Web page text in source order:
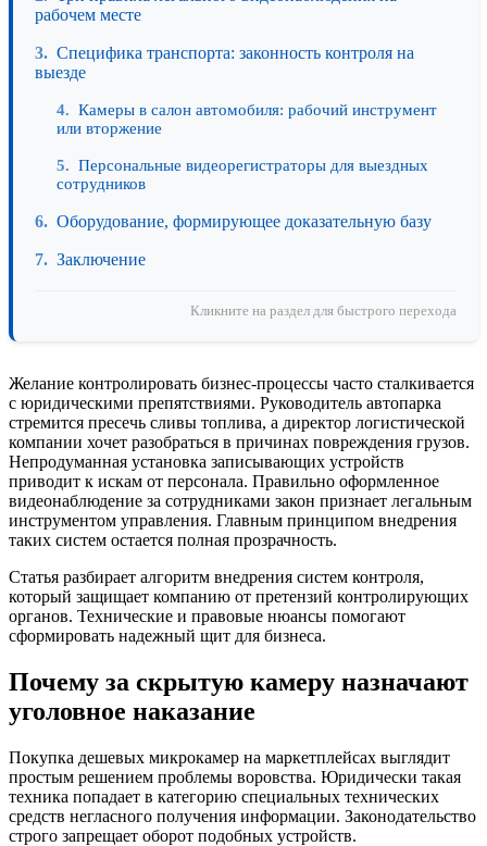
рабочем месте
Специфика транспорта: законность контроля на
выезде
Камеры в салон автомобиля: рабочий инструмент
или вторжение
Персональные видеорегистраторы для выездных
сотрудников
Оборудование, формирующее доказательную базу
Заключение
Кликните на раздел для быстрого перехода
Желание контролировать бизнес-процессы часто сталкивается
с юридическими препятствиями. Руководитель автопарка
стремится пресечь сливы топлива, а директор логистической
компании хочет разобраться в причинах повреждения грузов.
Непродуманная установка записывающих устройств
приводит к искам от персонала. Правильно оформленное
видеонаблюдение за сотрудниками закон признает легальным
инструментом управления. Главным принципом внедрения
таких систем остается полная прозрачность.
Статья разбирает алгоритм внедрения систем контроля,
который защищает компанию от претензий контролирующих
органов. Технические и правовые нюансы помогают
сформировать надежный щит для бизнеса.
Почему за скрытую камеру назначают
уголовное наказание
Покупка дешевых микрокамер на маркетплейсах выглядит
простым решением проблемы воровства. Юридически такая
техника попадает в категорию специальных технических
средств негласного получения информации. Законодательство
строго запрещает оборот подобных устройств.